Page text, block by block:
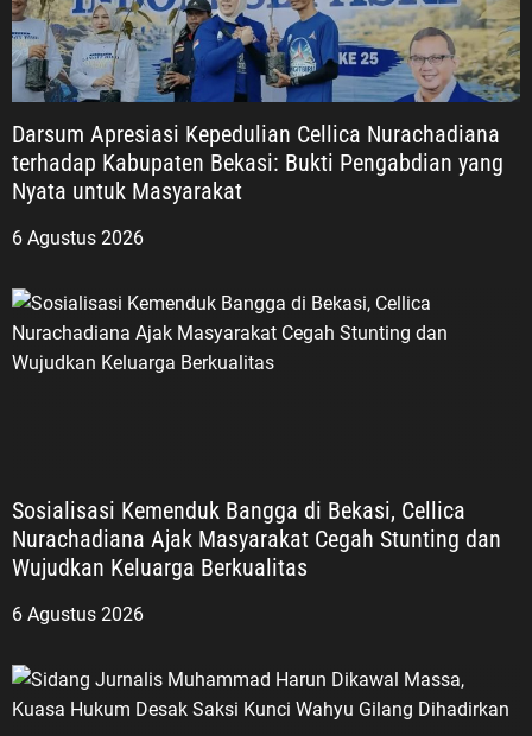
Darsum Apresiasi Kepedulian Cellica Nurachadiana
terhadap Kabupaten Bekasi: Bukti Pengabdian yang
Nyata untuk Masyarakat
6 Agustus 2026
Sosialisasi Kemenduk Bangga di Bekasi, Cellica
Nurachadiana Ajak Masyarakat Cegah Stunting dan
Wujudkan Keluarga Berkualitas
6 Agustus 2026